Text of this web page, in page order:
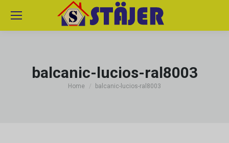
balcanic-lucios-ral8003
You are here:
Home balcanic-lucios-ral8003